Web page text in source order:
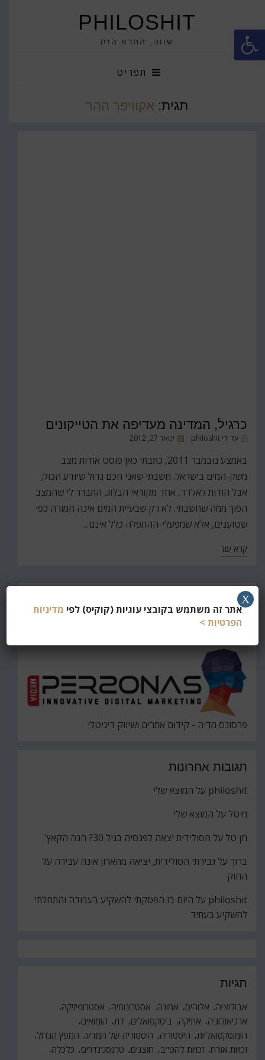
פתח סרגל נגישות PHILOSHIT
שווה, החרא הזה
תפריט
תגית: אקוויפר ההר
כרגיל, המדינה מעדיפה את הטייקונים
על ידי philoshit
פורסם
ינואר 27, 2012
באמצע נובמבר 2011, כתבתי כאן פוסט אודות מצב
משק-המים בישראל. חשבתי שאני חכם גדול שיודע הכול;
אבל הודות לאלדד, אחד מקוראי הבלוג, התברר לי שהמצב
הפוך ממה שחשבתי. לא רק שבעיית המים אינה חמורה כפי
שטוענים, אלא שמפעלי-ההתפלה כלל אינם…
קרא עוד
חפש
את
פרסונס מדיה - קידום אתרים ושיווק דיגיטלי
תגובות אחרונות
philoshit על המוצא שלי
מיטל על המוצא שלי
חן טל על הסולידית יצאה לפנסיה בגיל 30? הנה הקאץ'
ברוך על גבירתי הסולידית, יציאה מהארון אינה עבירה על
החוק
philoshit על היום בו הפסקתי להשקיע בעבודה והתחלתי
להשקיע בעתיד
תגיות
אבולוציה אלוהים אמונה אסטרונומיה
אסטרופיזיקה
ארכיאולוגיה
אתיקה ביסקסואלים דת הומואים
הומוסקסואליות היסטוריה היסטוריה של המדע המפץ הגדול
זכויות אזרח זכויות להט"ב חוצנים טרנסג'נדרים
כלכלה
אתר זה משתמש בקובצי עוגיות (קוקיס) לפי מדיניות
הפרטיות >
X